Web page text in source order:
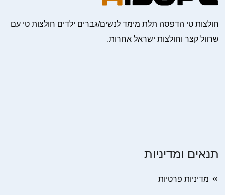
חולצות טי הדפסה תלת מימד לנשים/גברים ילדים חולצות טי עם
שרוול קצר וחולצות ישראל אחרות.
תנאים ומדיניות
מדיניות פרטיות